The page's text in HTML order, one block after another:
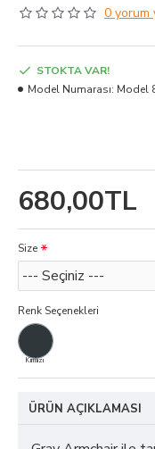
0 yorum
680,00TL
STOKTA VAR!
Model Numarası: Model
Size
Renk Seçenekleri
Kırmızı
ÜRÜN AÇIKLAMASI